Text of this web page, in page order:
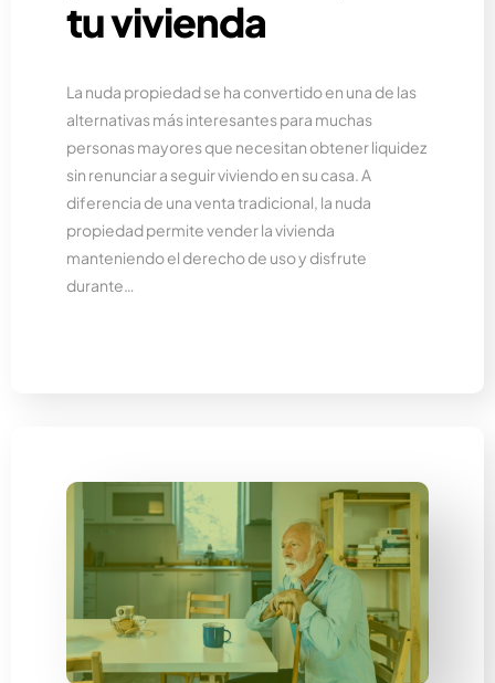
tu vivienda
La nuda propiedad se ha convertido en una de las
alternativas más interesantes para muchas
personas mayores que necesitan obtener liquidez
sin renunciar a seguir viviendo en su casa. A
diferencia de una venta tradicional, la nuda
propiedad permite vender la vivienda
manteniendo el derecho de uso y disfrute
durante…